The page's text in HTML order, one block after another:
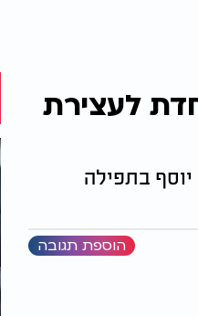
לעצירת
בתפילה
הוספת תגובה